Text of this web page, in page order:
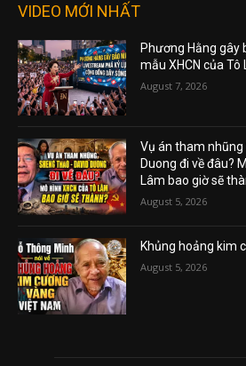
VIDEO MỚI NHẤT
Phương Hằng gây
mẫu XHCN của Tô
August 7, 2026
Vụ án tham nhũng
Duong đi về đâu?
Lâm bao giờ sẽ
August 5, 2026
Khủng hoảng kim
August 5, 2026